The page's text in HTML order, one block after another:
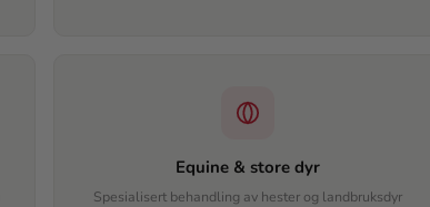
Equine & store dyr
Spesialisert behandling av hester og landbruksdyr